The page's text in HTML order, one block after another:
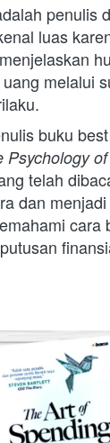
penulis
luas
melalui
buku
Psychology
telah
dan
cara